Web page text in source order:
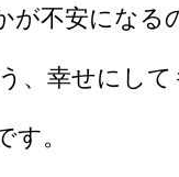
が不安になる
、幸せにし
。